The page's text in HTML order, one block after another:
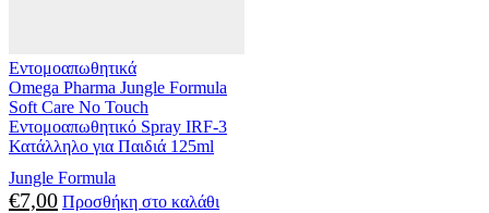
Εντομοαπωθητικά
Omega Pharma Jungle Formula
Soft Care No Touch
Εντομοαπωθητικό Spray IRF-3
Κατάλληλο για Παιδιά 125ml
Jungle Formula
€7,00 Προσθήκη στο καλάθι